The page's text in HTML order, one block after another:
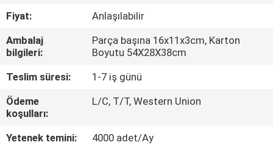
KALITE
KONTROL
BIZIMLE
ILETIŞIME
Fiyat:
Anlaşılabilir
Ambalaj
bilgileri:
Parça başına 16x11x3cm, Karton
Boyutu 54X28X38cm
Teslim süresi:
1-7 iş günü
Ödeme
koşulları:
L/C, T/T, Western Union
Yetenek temini:
4000 adet/Ay